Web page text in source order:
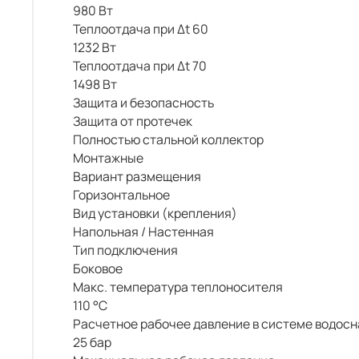
980 Вт
Теплоотдача при Δt 60
1232 Вт
Теплоотдача при Δt 70
1498 Вт
Защита и безопасность
Защита от протечек
Полностью стальной коллектор
Монтажные
Вариант размещения
Горизонтальное
Вид установки (крепления)
Напольная / Настенная
Тип подключения
Боковое
Макс. температура теплоносителя
110 °С
Расчетное рабочее давление в системе
25 бар